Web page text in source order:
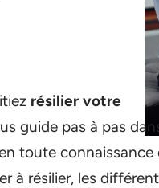
résilier votre
guide pas à pas
toute connaissance
à résilier, les